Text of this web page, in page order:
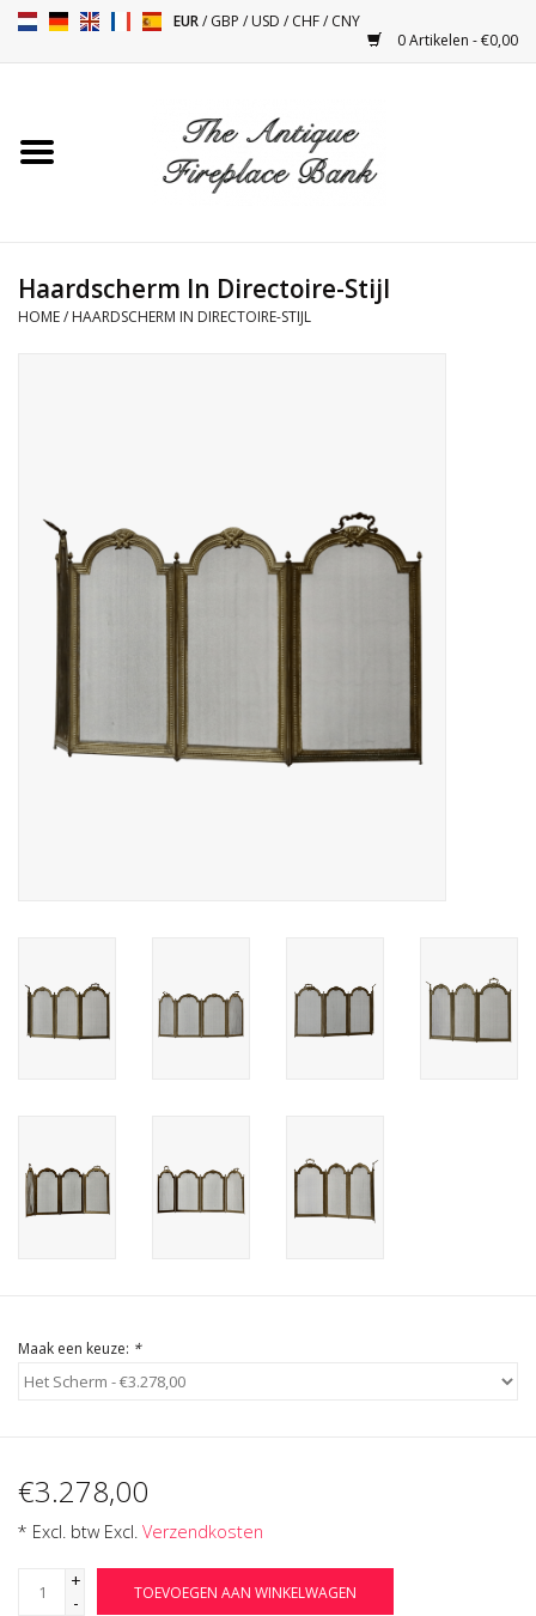
EUR/GBP /USD /CHF/CNY
0 Artikelen - €0,00
Toebehoren
Decoratieve Outdoor
Objecten
Vloeren - Steen, Terra Cotta
& Marmer
Login
Haardscherm In Directoire-Stijl
HOME/ HAARDSCHERM IN DIRECTOIRE-STIJL
Maak een keuze: *
€3.278,00
* Excl. btw Excl. Verzendkosten
+
-
TOEVOEGEN AAN WINKELWAGEN